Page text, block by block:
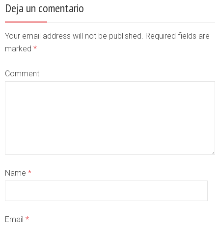
Deja un comentario
Your email address will not be published. Required fields are
marked *
Comment
Name *
Email *